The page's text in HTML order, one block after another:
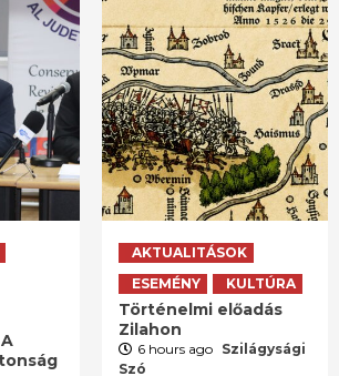
AKTUALITÁSOK
ESEMÉNY
KULTÚRA
Történelmi előadás
Zilahon
6 hours ago Szilágysági
Szó